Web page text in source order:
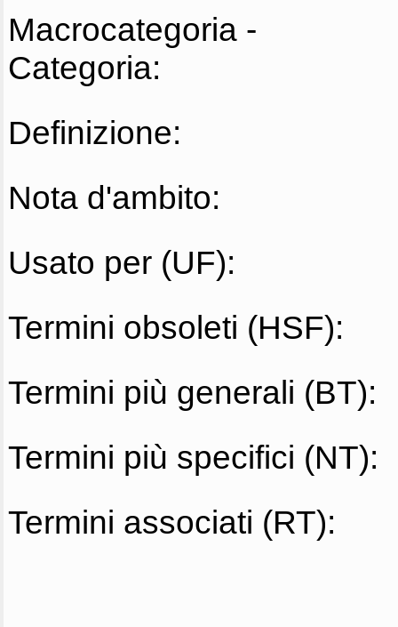
Macrocategoria -
Categoria:
Definizione:
Nota d'ambito:
Usato per (UF):
Termini obsoleti (HSF):
Termini più generali (BT):
Termini più specifici (NT):
Termini associati (RT):